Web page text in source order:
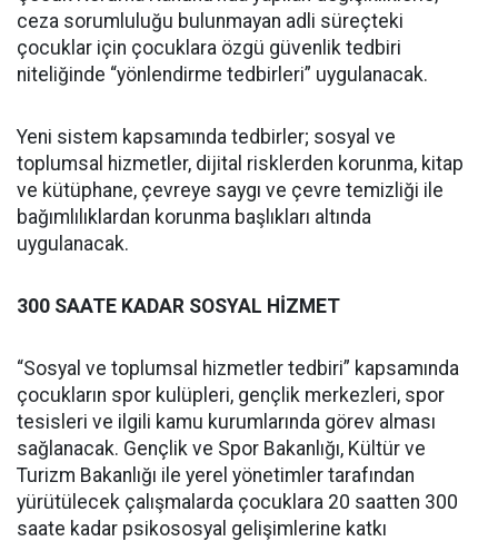
ceza sorumluluğu bulunmayan adli süreçteki
çocuklar için çocuklara özgü güvenlik tedbiri
niteliğinde “yönlendirme tedbirleri” uygulanacak.
Yeni sistem kapsamında tedbirler; sosyal ve
toplumsal hizmetler, dijital risklerden korunma, kitap
ve kütüphane, çevreye saygı ve çevre temizliği ile
bağımlılıklardan korunma başlıkları altında
uygulanacak.
300 SAATE KADAR SOSYAL HİZMET
“Sosyal ve toplumsal hizmetler tedbiri” kapsamında
çocukların spor kulüpleri, gençlik merkezleri, spor
tesisleri ve ilgili kamu kurumlarında görev alması
sağlanacak. Gençlik ve Spor Bakanlığı, Kültür ve
Turizm Bakanlığı ile yerel yönetimler tarafından
yürütülecek çalışmalarda çocuklara 20 saatten 300
saate kadar psikososyal gelişimlerine katkı